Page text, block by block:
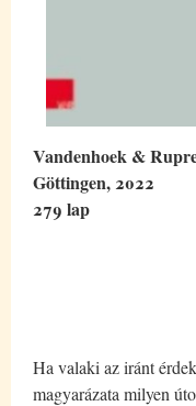
Vandenhoek &
Göttingen, 2022
279 lap
Ha valaki az iránt
magyarázata milyen